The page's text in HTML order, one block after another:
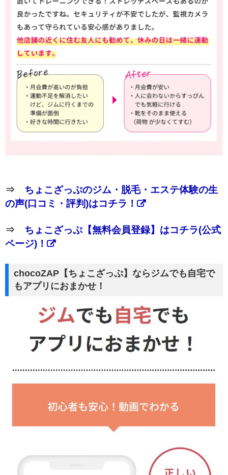
⇒ ちょこざっぷのジム・脱毛・エステ体験の生
の声(口コミ・評判)はコチラ！
⇒ ちょこざっぷ【無料会員登録】はコチラ(公式
ページ)！
chocoZAP【ちょこざっぷ】ならジムでも自宅で
もアプリにおまかせ！